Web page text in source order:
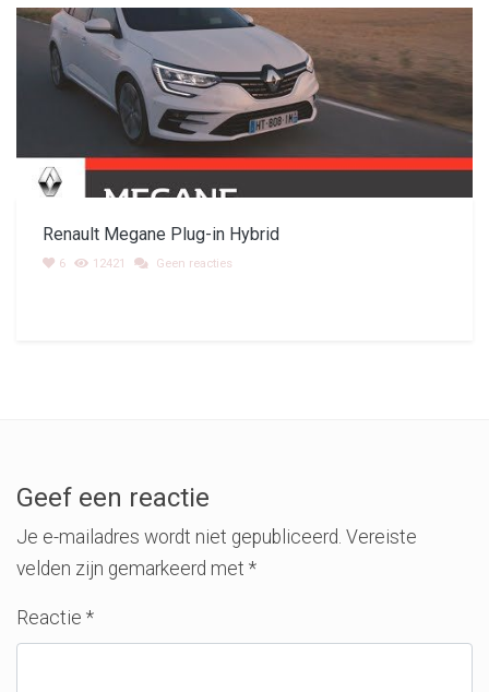
Renault Megane Plug-in Hybrid
6 12421 Geen reacties
Geef een reactie
Je e-mailadres wordt niet gepubliceerd. Vereiste
velden zijn gemarkeerd met *
Reactie *